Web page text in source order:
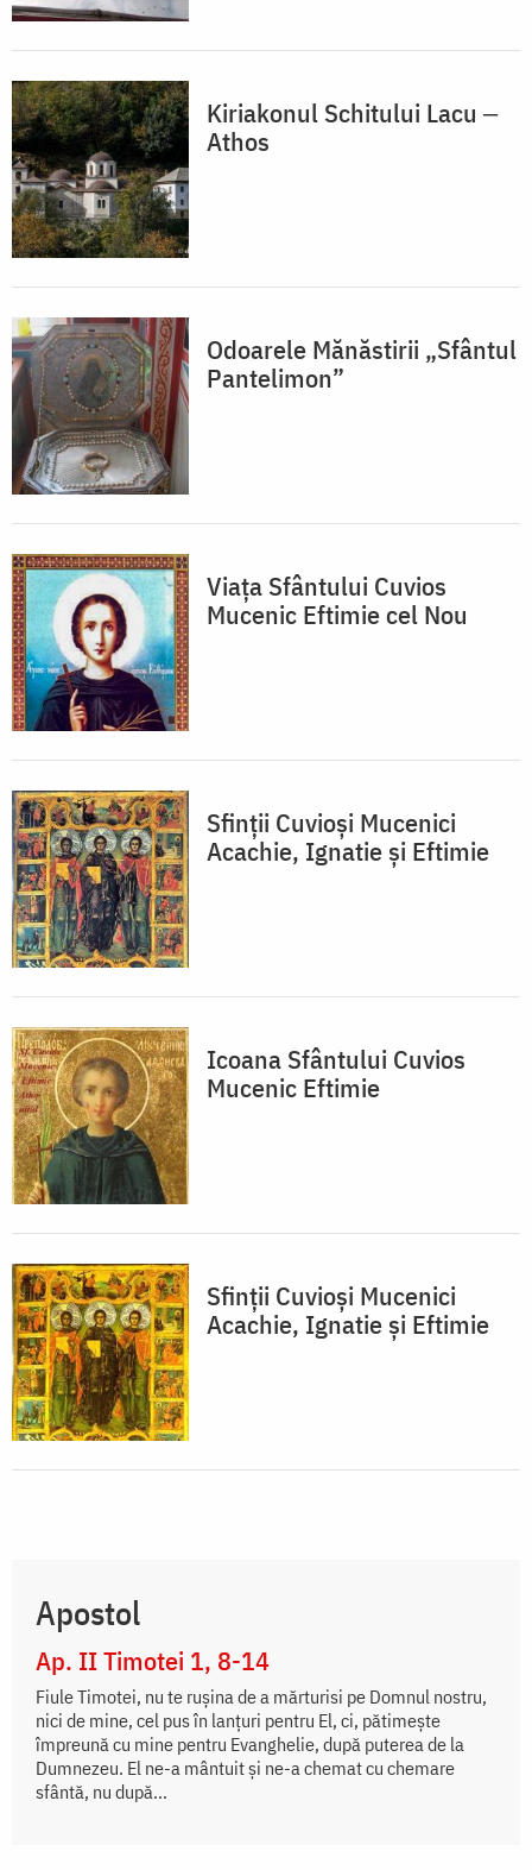
Kiriakonul Schitului Lacu ‒
Athos
Odoarele Mănăstirii „Sfântul
Pantelimon”
Viața Sfântului Cuvios
Mucenic Eftimie cel Nou
Sfinții Cuvioși Mucenici
Acachie, Ignatie și Eftimie
Icoana Sfântului Cuvios
Mucenic Eftimie
Sfinții Cuvioși Mucenici
Acachie, Ignatie și Eftimie
Apostol
Ap. II Timotei 1, 8-14
Fiule Timotei, nu te ruşina de a mărturisi pe Domnul nostru,
nici de mine, cel pus în lanţuri pentru El, ci, pătimeşte
împreună cu mine pentru Evanghelie, după puterea de la
Dumnezeu. El ne-a mântuit şi ne-a chemat cu chemare
sfântă, nu după...